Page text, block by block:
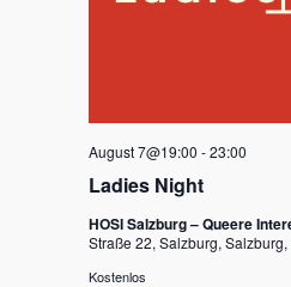
Ladies Night
August 7@19:00 -23:00
HOSI Salzburg – Queere
Straße 22, Salzburg, Salzburg,
Kostenlos